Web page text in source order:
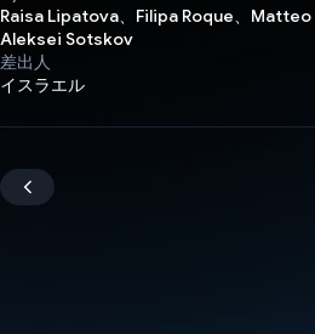
Raisa Lipatova、Filipa Roque、Matteo
Aleksei Sotskov
差出人
イスラエル